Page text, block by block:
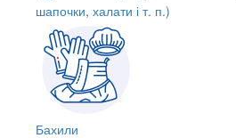
шапочки, халати і т. п.)
Бахили